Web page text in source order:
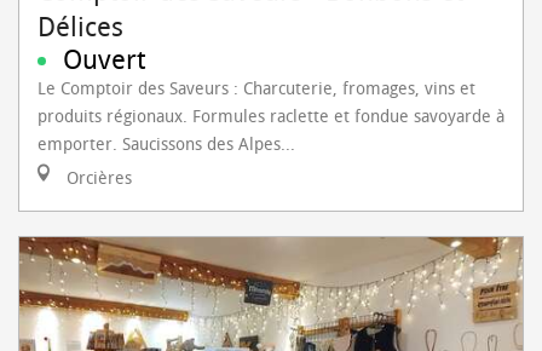
Délices
Ouvert
Le Comptoir des Saveurs : Charcuterie, fromages, vins et
produits régionaux. Formules raclette et fondue savoyarde à
emporter. Saucissons des Alpes...
Orcières